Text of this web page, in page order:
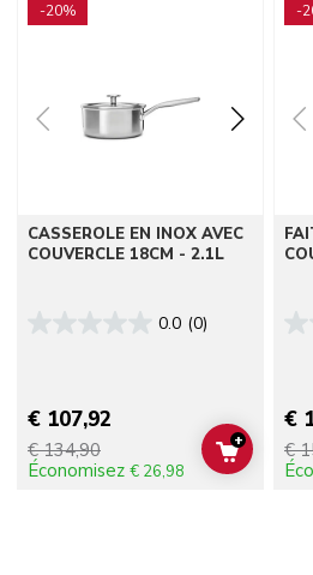
-20%
CASSEROLE EN INOX AVEC
COUVERCLE 18CM - 2.1L
0.0 (0)
€ 107,92
€ 134,90
Économisez € 26,98
ADD TO
+
-
€
€